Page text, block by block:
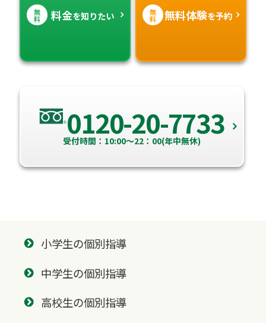
無
料 料金を知りたい 無
料 無料体験を予約
0120-20-7733
受付時間：10:00～22：00(年中無休)
小学生の個別指導
中学生の個別指導
高校生の個別指導